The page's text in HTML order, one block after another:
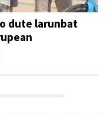
dute larunbat